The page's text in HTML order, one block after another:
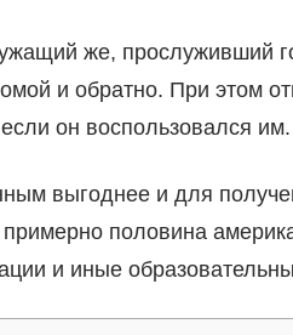
же, прослуживший
и обратно. При этом
он воспользовался им.
выгоднее и для
примерно половина
и иные